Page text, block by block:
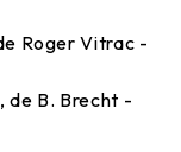
Roger Vitrac -
, de B. Brecht -